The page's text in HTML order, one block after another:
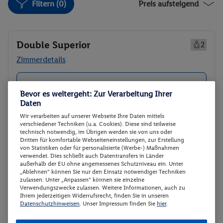
Filtern (0) Preis aufsteigend
Double Superior
2
Zimmerdetails
28.10. - 02.11.2026
Ab/ bis Köln/Bonn (DE) Flugdetails anzeigen
Flex Tarif zubuchbar
Double Superior
Frühstück
p.P.
799.50
Gesamt 1599 €
Veranstalter:OLIMAR Reisen Vertriebs
GmbH
Bevor es weitergeht: Zur Verarbeitung Ihrer
Daten
Wir verarbeiten auf unserer Webseite Ihre Daten mittels
verschiedener Techniken (u.a. Cookies). Diese sind teilweise
technisch notwendig, im Übrigen werden sie von uns oder
Dritten für komfortable Webseiteneinstellungen, zur Erstellung
von Statistiken oder für personalisierte (Werbe-) Maßnahmen
verwendet. Dies schließt auch Datentransfers in Länder
außerhalb der EU ohne angemessenes Schutzniveau ein. Unter
„Ablehnen“ können Sie nur den Einsatz notwendiger Techniken
zulassen. Unter „Anpassen“ können sie einzelne
Verwendungszwecke zulassen. Weitere Informationen, auch zu
Ihrem jederzeitigen Widerrufsrecht, finden Sie in unseren
Datenschutzhinweisen. Unser Impressum finden Sie hier.